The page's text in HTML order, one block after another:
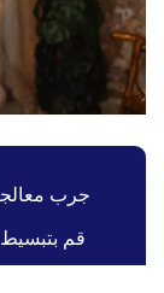
جرب
قم